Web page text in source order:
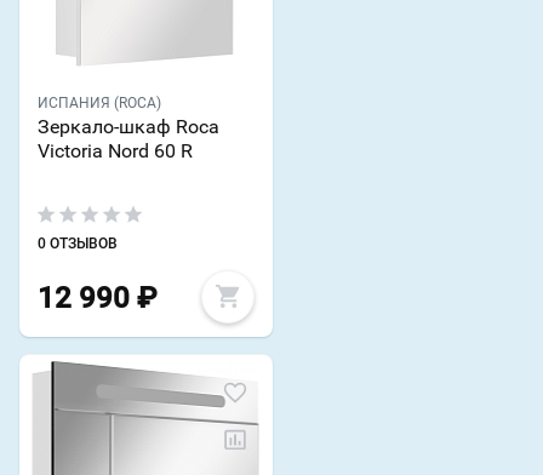
ИСПАНИЯ (ROCA)
Зеркало-шкаф Roca
Victoria Nord 60 R
0 ОТЗЫВОВ
12 990 ₽